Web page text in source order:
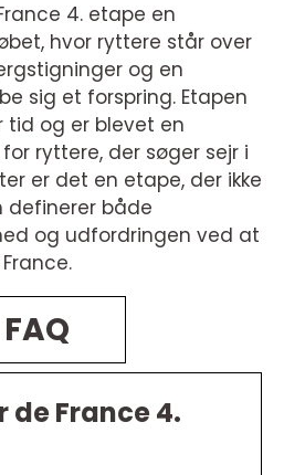
4. etape en
hvor ryttere står over
og en
sig et forspring. Etapen
tid og er blevet en
ryttere, der søger sejr i
er det en etape, der ikke
definerer både
og udfordringen ved at
FAQ
de France 4.